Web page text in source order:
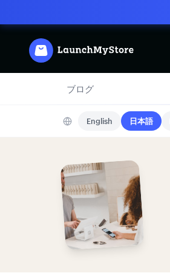
ブログ
English 日本語